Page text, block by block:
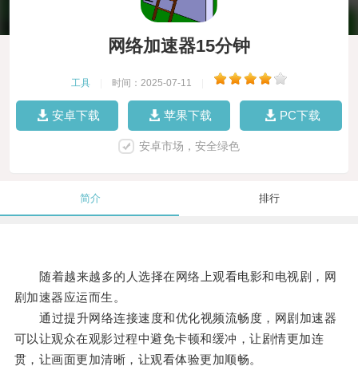
网络加速器15分钟
工具 时间：2025-07-11
安卓下载 苹果下载 PC下载
安卓市场，安全绿色
简介 排行
随着越来越多的人选择在网络上观看电影和电视剧，网
剧加速器应运而生。
通过提升网络连接速度和优化视频流畅度，网剧加速器
可以让观众在观影过程中避免卡顿和缓冲，让剧情更加连
贯，让画面更加清晰，让观看体验更加顺畅。